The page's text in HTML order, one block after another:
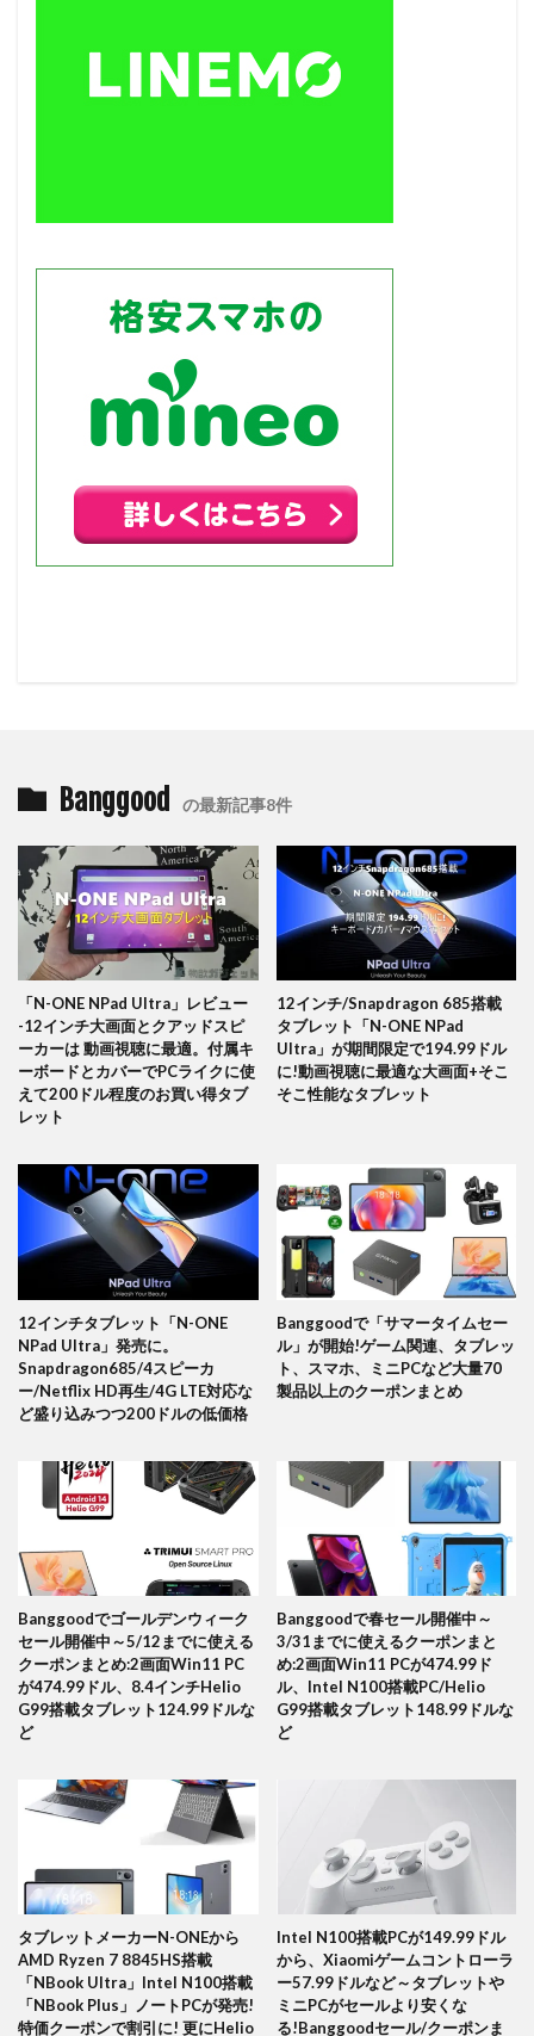
Banggood の最新記事8件
「N-ONE NPad Ultra」レビュー
-12インチ大画面とクアッドスピ
ーカーは 動画視聴に最適。付属キ
ーボードとカバーでPCライクに使
えて200ドル程度のお買い得タブ
レット
12インチ/Snapdragon 685搭載
タブレット「N-ONE NPad
Ultra」が期間限定で194.99ドル
に!動画視聴に最適な大画面+そこ
そこ性能なタブレット
12インチタブレット「N-ONE
NPad Ultra」発売に。
Snapdragon685/4スピーカ
ー/Netflix HD再生/4G LTE対応な
ど盛り込みつつ200ドルの低価格
Banggoodで「サマータイムセー
ル」が開始!ゲーム関連、タブレッ
ト、スマホ、ミニPCなど大量70
製品以上のクーポンまとめ
Banggoodでゴールデンウィーク
セール開催中～5/12までに使える
クーポンまとめ:2画面Win11 PC
が474.99ドル、8.4インチHelio
G99搭載タブレット124.99ドルな
ど
Banggoodで春セール開催中～
3/31までに使えるクーポンまと
め:2画面Win11 PCが474.99ド
ル、Intel N100搭載PC/Helio
G99搭載タブレット148.99ドルな
ど
タブレットメーカーN-ONEから
AMD Ryzen 7 8845HS搭載
「NBook Ultra」Intel N100搭載
「NBook Plus」ノートPCが発売!
特価クーポンで割引に! 更にHelio
Intel N100搭載PCが149.99ドル
から、Xiaomiゲームコントローラ
ー57.99ドルなど～タブレットや
ミニPCがセールより安くな
る!Banggoodセール/クーポンま